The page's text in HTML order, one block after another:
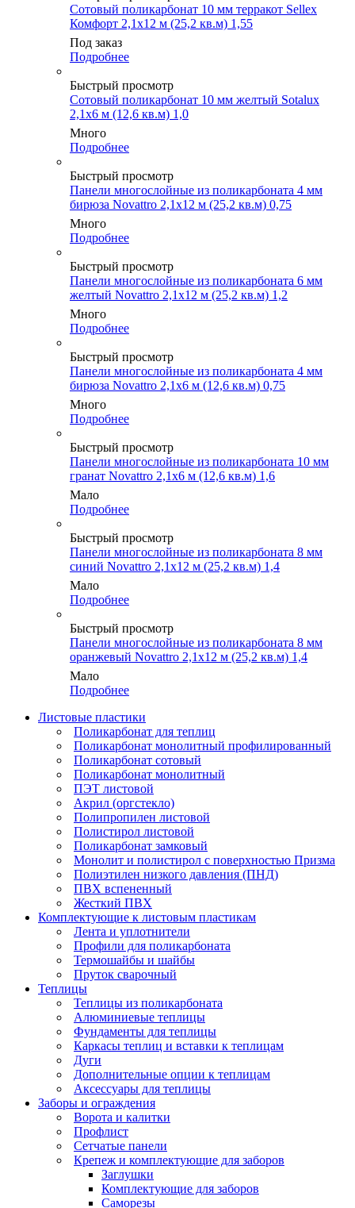
Сотовый поликарбонат 10 мм терракот Sellex
Комфорт 2,1х12 м (25,2 кв.м) 1,55
Под заказ
Подробнее
Быстрый просмотр
Сотовый поликарбонат 10 мм желтый Sotalux
2,1х6 м (12,6 кв.м) 1,0
Много
Подробнее
Быстрый просмотр
Панели многослойные из поликарбоната 4 мм
бирюза Novattro 2,1х12 м (25,2 кв.м) 0,75
Много
Подробнее
Быстрый просмотр
Панели многослойные из поликарбоната 6 мм
желтый Novattro 2,1х12 м (25,2 кв.м) 1,2
Много
Подробнее
Быстрый просмотр
Панели многослойные из поликарбоната 4 мм
бирюза Novattro 2,1х6 м (12,6 кв.м) 0,75
Много
Подробнее
Быстрый просмотр
Панели многослойные из поликарбоната 10 мм
гранат Novattro 2,1х6 м (12,6 кв.м) 1,6
Мало
Подробнее
Быстрый просмотр
Панели многослойные из поликарбоната 8 мм
синий Novattro 2,1х12 м (25,2 кв.м) 1,4
Мало
Подробнее
Быстрый просмотр
Панели многослойные из поликарбоната 8 мм
оранжевый Novattro 2,1х12 м (25,2 кв.м) 1,4
Мало
Подробнее
Листовые пластики
Поликарбонат для теплиц
Поликарбонат монолитный профилированный
Поликарбонат сотовый
Поликарбонат монолитный
ПЭТ листовой
Акрил (оргстекло)
Полипропилен листовой
Полистирол листовой
Поликарбонат замковый
Монолит и полистирол с поверхностью Призма
Полиэтилен низкого давления (ПНД)
ПВХ вспененный
Жесткий ПВХ
Комплектующие к листовым пластикам
Лента и уплотнители
Профили для поликарбоната
Термошайбы и шайбы
Пруток сварочный
Теплицы
Теплицы из поликарбоната
Алюминиевые теплицы
Фундаменты для теплицы
Каркасы теплиц и вставки к теплицам
Дуги
Дополнительные опции к теплицам
Аксессуары для теплицы
Заборы и ограждения
Ворота и калитки
Профлист
Сетчатые панели
Крепеж и комплектующие для заборов
Заглушки
Комплектующие для заборов
Саморезы